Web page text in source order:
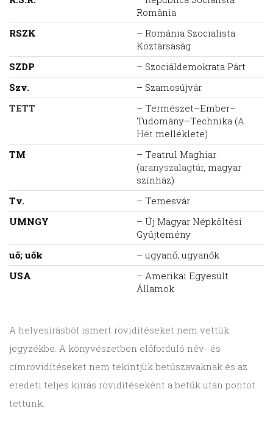
România
RSZK
– Románia Szocialista
Köztársaság
SZDP
– Szociáldemokrata Párt
Szv.
– Szamosújvár
TETT
– Természet–Ember–
Tudomány–Technika (A
Hét melléklete)
TM
– Teatrul Maghiar
(aranyszalagtár, magyar
színház)
Tv.
– Temesvár
UMNGY
– Új Magyar Népköltési
Gyűjtemény
uő; uők
– ugyanő; ugyanők
USA
– Amerikai Egyesült
Államok
A helyesírásból ismert rövidítéseket nem vettük
jegyzékbe. A könyvészetben előforduló név- és
címrövidítéseket nem tekintjük betűszavaknak és az
eredeti teljes kiírás rövidítéseként a betűk után pontot
tettünk.